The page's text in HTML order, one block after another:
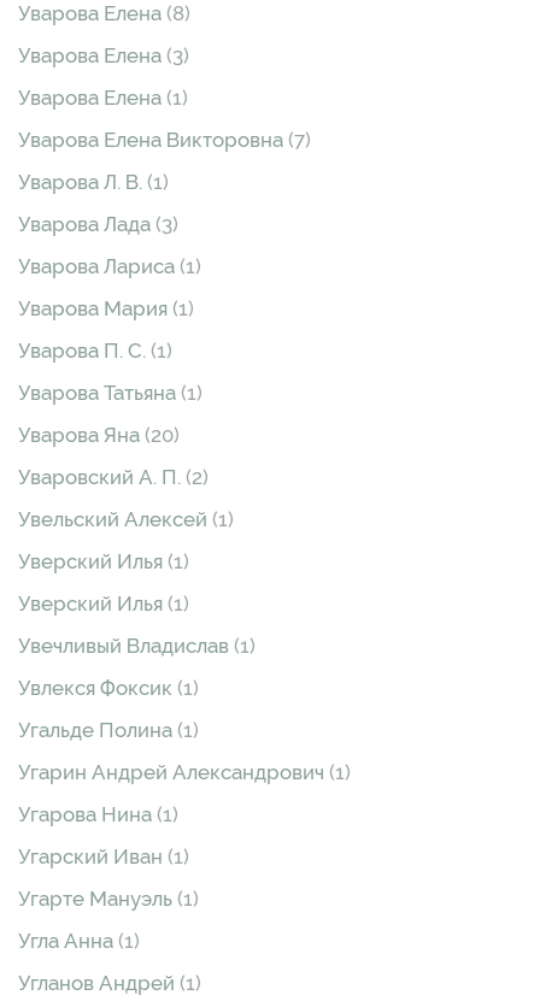
Уварова Елена (8)
Уварова Елена (3)
Уварова Елена (1)
Уварова Елена Викторовна (7)
Уварова Л. В. (1)
Уварова Лада (3)
Уварова Лариса (1)
Уварова Мария (1)
Уварова П. С. (1)
Уварова Татьяна (1)
Уварова Яна (20)
Уваровский А. П. (2)
Увельский Алексей (1)
Уверский Илья (1)
Уверский Илья (1)
Увечливый Владислав (1)
Увлекся Фоксик (1)
Угальде Полина (1)
Угарин Андрей Александрович (1)
Угарова Нина (1)
Угарский Иван (1)
Угарте Мануэль (1)
Угла Анна (1)
Угланов Андрей (1)